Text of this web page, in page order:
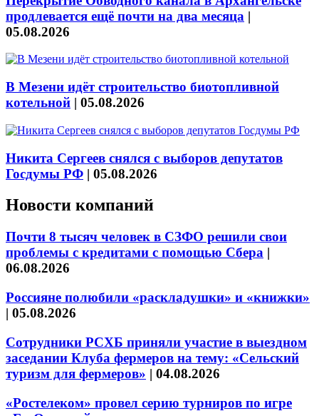
продлевается ещё почти на два месяца |
05.08.2026
В Мезени идёт строительство биотопливной
котельной | 05.08.2026
Никита Сергеев снялся с выборов депутатов
Госдумы РФ | 05.08.2026
Новости компаний
Почти 8 тысяч человек в СЗФО решили свои
проблемы с кредитами с помощью Сбера |
06.08.2026
Россияне полюбили «раскладушки» и «книжки»
| 05.08.2026
Сотрудники РСХБ приняли участие в выездном
заседании Клуба фермеров на тему: «Сельский
туризм для фермеров» | 04.08.2026
«Ростелеком» провел серию турниров по игре